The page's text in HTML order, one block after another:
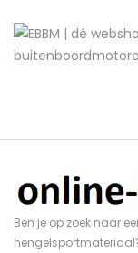
Ben je op zoek naar